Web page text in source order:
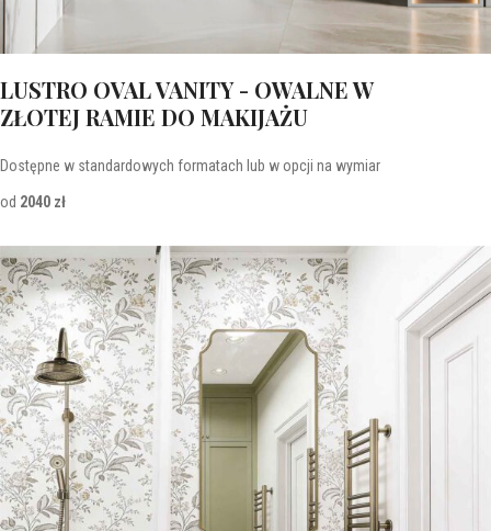
LUSTRO OVAL VANITY - OWALNE W
ZŁOTEJ RAMIE DO MAKIJAŻU
Dostępne w standardowych formatach lub w opcji na wymiar
od 2040 zł